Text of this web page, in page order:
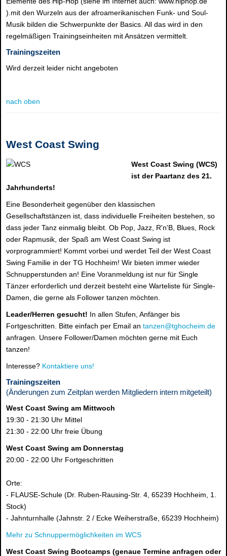
).mit den Wurzeln aus der afroamerikanischen Funk- und Soul-
Musik bilden die Schwerpunkte der Basics. All das wird in den
regelmäßigen Trainingseinheiten mit Ansätzen vermittelt.
Trainingszeiten
Wird derzeit leider nicht angeboten
nach oben
West Coast Swing
West Coast Swing (WCS)
ist der Paartanz des 21.
Jahrhunderts!
Eine Besonderheit gegenüber den klassischen
Gesellschaftstänzen ist, dass individuelle Freiheiten bestehen, so
dass jeder Tanz einmalig bleibt. Ob Pop, Jazz, R'n'B, Blues, Rock
oder Rapmusik, der Spaß am West Coast Swing ist
vorprogrammiert! Kommt vorbei und werdet Teil der West Coast
Swing Familie in der TG Hochheim! Wir bieten immer wieder
Schnupperstunden an! Eine Voranmeldung ist nur für Single
Tänzer erforderlich und derzeit besteht eine Warteliste für Single-
Damen, die gerne als Follower tanzen möchten.
Leader/Herren gesucht! In allen Stufen, Anfänger bis
Fortgeschritten. Bitte einfach per Email an tanzen@tghocheim.de
anfragen. Unsere Follower/Damen möchten gerne mit Euch
tanzen!
Interesse? Kontaktiere uns!
Trainingszeiten
(Änderungen zum Zeitplan werden Mitgliedern intern mitgeteilt)
West Coast Swing am Mittwoch
19:30 - 21:30 Uhr Mittel
21:30 - 22:00 Uhr freie Übung
West Coast Swing am Donnerstag
20:00 - 22:00 Uhr Fortgeschritten
Orte:
- FLAUSE-Schule (Dr. Ruben-Rausing-Str. 4, 65239 Hochheim, 1.
Stock)
- Jahnturnhalle (Jahnstr. 2 / Ecke Weiherstraße, 65239 Hochheim)
Mehr zu Schnuppermöglichkeiten im WCS
West Coast Swing Bootcamps (genaue Termine anfragen oder